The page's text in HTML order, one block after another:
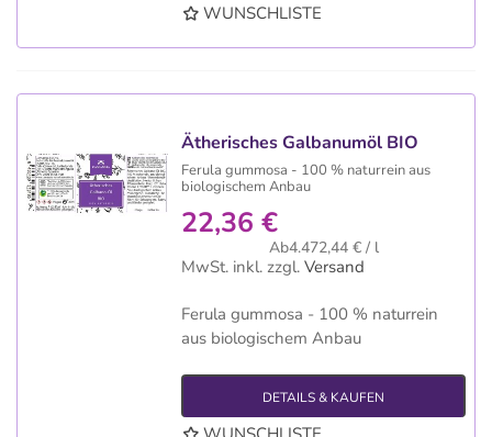
WUNSCHLISTE
Ätherisches Galbanumöl BIO
Ferula gummosa - 100 % naturrein aus
biologischem Anbau
22,36 €
Ab4.472,44 € / l
MwSt. inkl. zzgl. Versand
Ferula gummosa - 100 % naturrein
aus biologischem Anbau
DETAILS & KAUFEN